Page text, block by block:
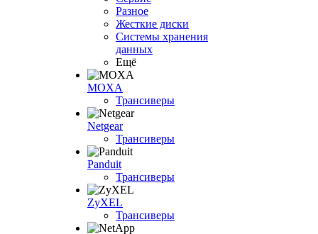
Разное
Жесткие диски
Системы хранения
данных
Ещё
MOXA
Трансиверы
Netgear
Трансиверы
Panduit
Трансиверы
ZyXEL
Трансиверы